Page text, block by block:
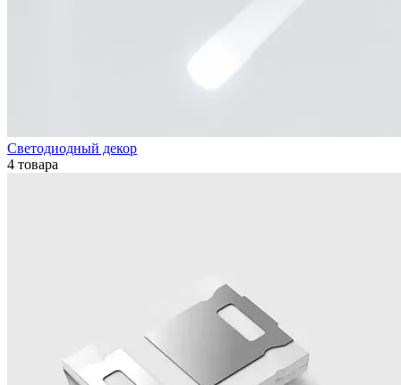
Светодиодный декор
4 товара